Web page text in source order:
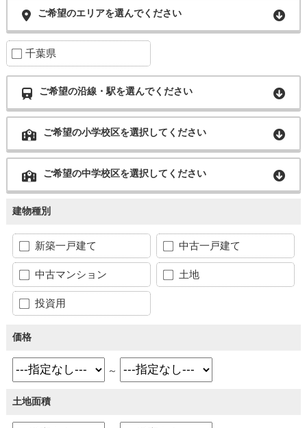
ご希望のエリアを選んでください
千葉県
ご希望の沿線・駅を選んでください
ご希望の小学校区を選択してください
ご希望の中学校区を選択してください
建物種別
新築一戸建て 中古一戸建て
中古マンション 土地
投資用
価格
～
土地面積